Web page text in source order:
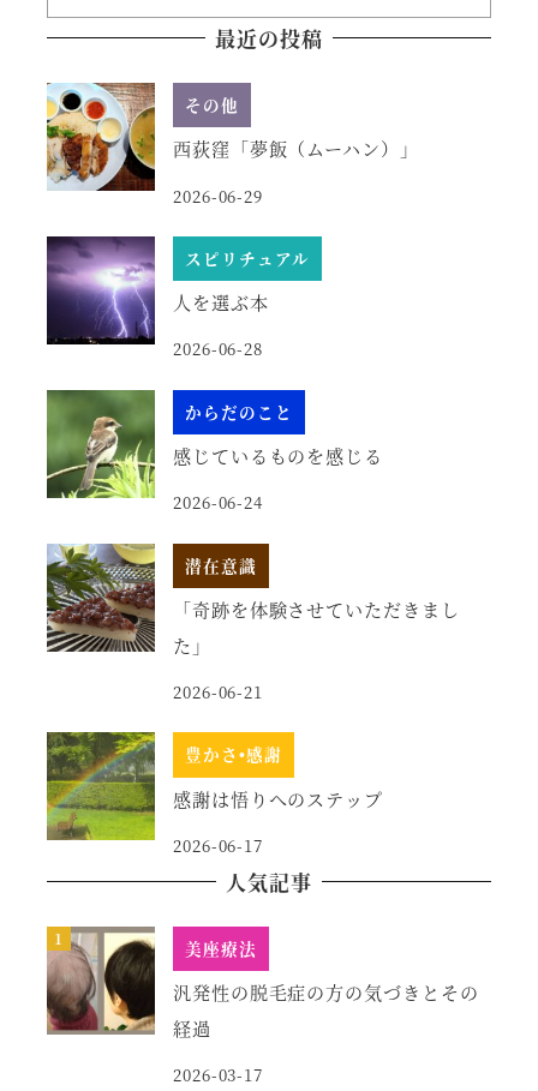
最近の投稿
その他
西荻窪「夢飯（ムーハン）」
2026-06-29
スピリチュアル
人を選ぶ本
2026-06-28
からだのこと
感じているものを感じる
2026-06-24
潜在意識
「奇跡を体験させていただきまし
た」
2026-06-21
豊かさ•感謝
感謝は悟りへのステップ
2026-06-17
人気記事
美座療法
汎発性の脱毛症の方の気づきとその
経過
2026-03-17